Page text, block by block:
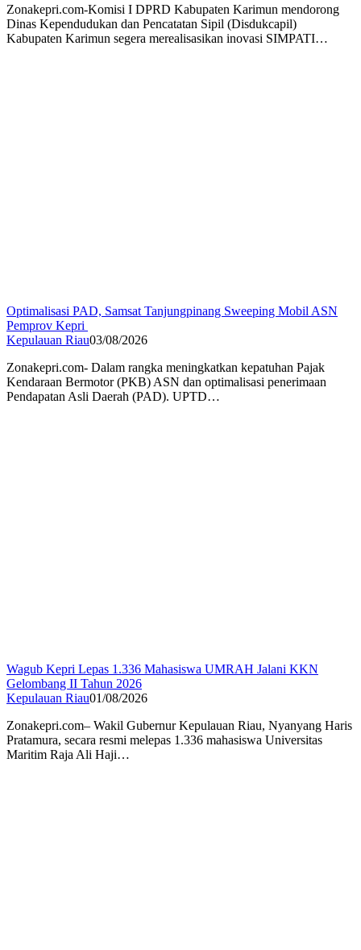
Zonakepri.com-Komisi I DPRD Kabupaten Karimun mendorong
Dinas Kependudukan dan Pencatatan Sipil (Disdukcapil)
Kabupaten Karimun segera merealisasikan inovasi SIMPATI…
Optimalisasi PAD, Samsat Tanjungpinang Sweeping Mobil ASN
Pemprov Kepri
Kepulauan Riau03/08/2026
Zonakepri.com- Dalam rangka meningkatkan kepatuhan Pajak
Kendaraan Bermotor (PKB) ASN dan optimalisasi penerimaan
Pendapatan Asli Daerah (PAD). UPTD…
Wagub Kepri Lepas 1.336 Mahasiswa UMRAH Jalani KKN
Gelombang II Tahun 2026
Kepulauan Riau01/08/2026
Zonakepri.com– Wakil Gubernur Kepulauan Riau, Nyanyang Haris
Pratamura, secara resmi melepas 1.336 mahasiswa Universitas
Maritim Raja Ali Haji…